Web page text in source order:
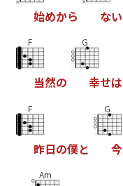
始めから ない
F
当然の
G
幸せは
F
昨日の僕と
G
今
Am